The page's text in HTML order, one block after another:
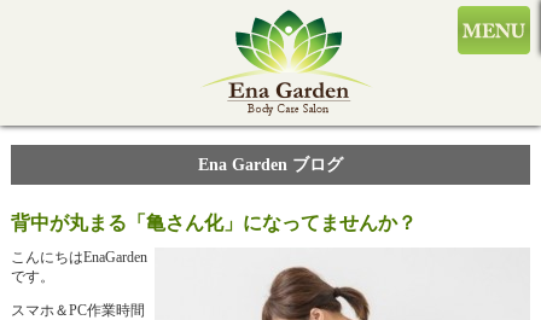
Ena Garden ブログ
背中が丸まる「亀さん化」になってませんか？
こんにちはEnaGarden
です。
スマホ＆PC作業時間